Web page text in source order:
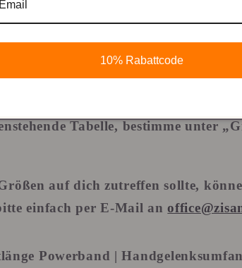
die Schnur an ein Lineal und
Maß addierst du 1cm hinzu,
oder du addierst 1,5 cm hinzu,
anliegen soll.
Tabelle, bestimme unter
auf dich zutreffen sollte,
einfach per E-Mail an
Powerband |
10% Rabattcode